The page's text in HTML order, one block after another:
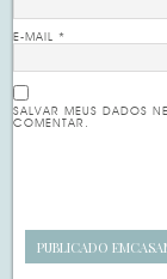
E-MAIL*
SALVAR MEUS DADOS
COMENTAR.
PUBLICADO EM